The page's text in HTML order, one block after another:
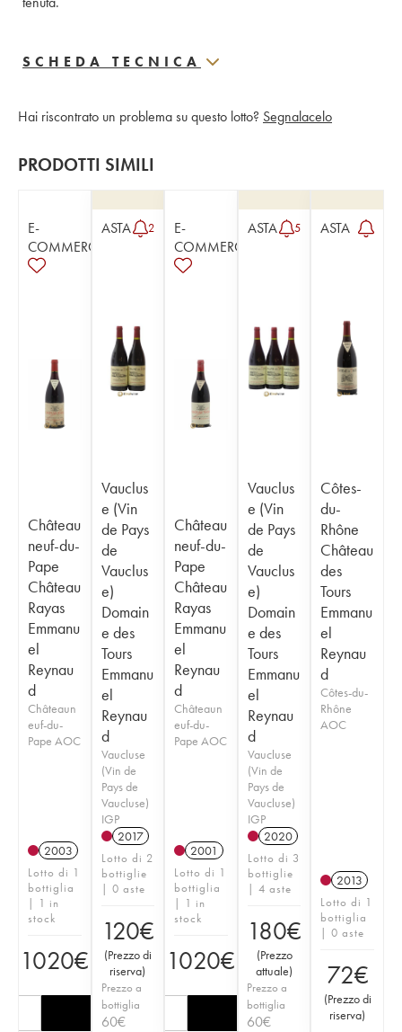
SCHEDA TECNICA
Hai riscontrato un problema su questo lotto? Segnalacelo
PRODOTTI SIMILI
E-
COMMERCE
Château
neuf-du-
Pape
Château
Rayas
Emmanu
el
Reynau
d
Châteaun
euf-du-
Pape AOC
2003
Lotto di 1
bottiglia
| 1 in
stock
1020€
ASTA 2
Vauclus
e (Vin
de Pays
de
Vauclus
e)
Domain
e des
Tours
Emmanu
el
Reynau
d
Vaucluse
(Vin de
Pays de
Vaucluse)
IGP
2017
Lotto di 2
bottiglie
| 0 aste
120€
(Prezzo di
riserva)
Prezzo a
bottiglia
60€
E-
COMMERCE
Château
neuf-du-
Pape
Château
Rayas
Emmanu
el
Reynau
d
Châteaun
euf-du-
Pape AOC
2001
Lotto di 1
bottiglia
| 1 in
stock
1020€
ASTA 5
Vauclus
e (Vin
de Pays
de
Vauclus
e)
Domain
e des
Tours
Emmanu
el
Reynau
d
Vaucluse
(Vin de
Pays de
Vaucluse)
IGP
2020
Lotto di 3
bottiglie
| 4 aste
180€
(Prezzo
attuale)
Prezzo a
bottiglia
60€
ASTA
Côtes-
du-
Rhône
Château
des
Tours
Emmanu
el
Reynau
d
Côtes-du-
Rhône
AOC
2013
Lotto di 1
bottiglia
| 0 aste
72€
(Prezzo di
riserva)